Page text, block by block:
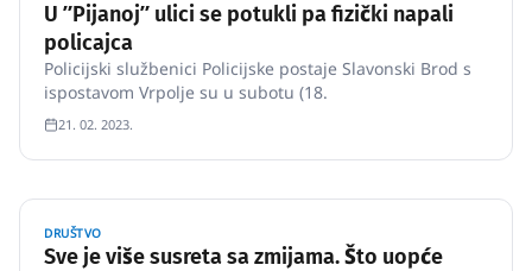
U ʺPijanojʺ ulici se potukli pa fizički napali
policajca
Policijski službenici Policijske postaje Slavonski Brod s
ispostavom Vrpolje su u subotu (18.
21. 02. 2023.
DRUŠTVO
Sve je više susreta sa zmijama. Što uopće